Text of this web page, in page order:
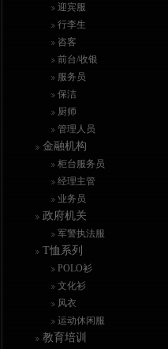
迎宾服
行李生
咨客
前台/收银
服务员
保洁
厨师
管理人员
金融机构
柜台服务员
经理主管
业务员
政府机关
军警执法服
T恤系列
POLO衫
文化衫
风衣
运动休闲服
教育培训